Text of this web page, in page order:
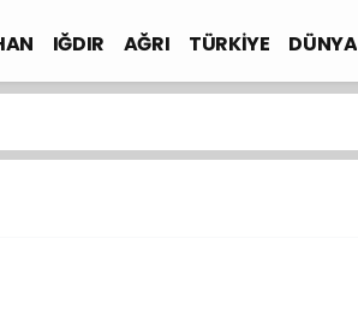
IĞDIR AĞRI TÜRKİYE DÜNYA